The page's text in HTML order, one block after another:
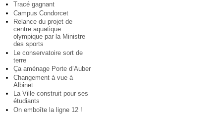
Tracé gagnant
Campus Condorcet
Relance du projet de
centre aquatique
olympique par la Ministre
des sports
Le conservatoire sort de
terre
Ça aménage Porte d’Auber
Changement à vue à
Albinet
La Ville construit pour ses
étudiants
On emboîte la ligne 12 !